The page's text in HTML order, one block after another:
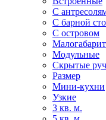
С
С барной
С островом
Модульные
Скрытые
Размер
Мини-кухни
Узкие
3 кв. м.